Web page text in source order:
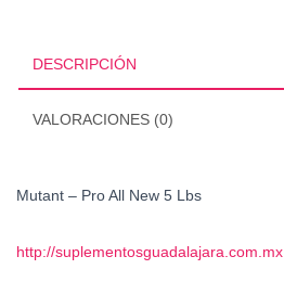
DESCRIPCIÓN
VALORACIONES (0)
Mutant – Pro All New 5 Lbs
http://suplementosguadalajara.com.mx